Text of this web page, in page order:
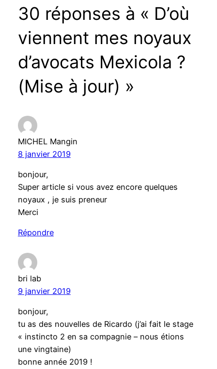
30 réponses à « D’où
viennent mes noyaux
d’avocats Mexicola ?
(Mise à jour) »
MICHEL Mangin
8 janvier 2019
bonjour,
Super article si vous avez encore quelques
noyaux , je suis preneur
Merci
Répondre
bri lab
9 janvier 2019
bonjour,
tu as des nouvelles de Ricardo (j’ai fait le stage
« instincto 2 en sa compagnie – nous étions
une vingtaine)
bonne année 2019 !